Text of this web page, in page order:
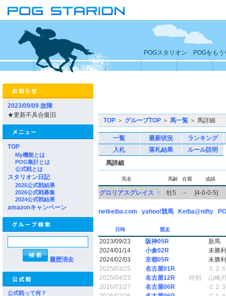
POGスタリオン POGをもう
2023/09/09 故障
★更新不具合復旧
TOP
My機能とは
POG集計とは
公式戦とは
スタリオン日記
2025公式戦結果
2026公式戦募集
2024公式戦結果
amazonキャンペーン
履歴消去
公式戦って何？
TOP ＞ グループTOP ＞ 馬一覧 ＞ 馬詳細
一覧 最新状況
ランキング
入札
落札結果
ルール説明
馬詳細
馬名 馬齢 在厩 成績
グロリアスグレイス ▼ 牡5 － [4-0-0-5]
netkeiba.com yahoo!競馬 Keiba@nifty
日時 競走
2023/09/23 阪神05R
新馬
2024/01/14
小倉02R
未勝利
2024/02/03
京都05R
未勝利
2025/03/25
名古屋01R
Ｃ２
2025/04/23
名古屋12R 特別
山崎
2026/01/27
名古屋06R
Ｃ２